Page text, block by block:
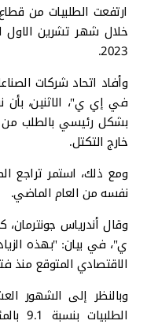
ارتفعت الطلبيات من قطاع
خلال شهر تشرين الاول
2023.
وأفاد اتحاد شركات
بشكل رئيسي بالطلب من
خارج التكتل.
ومع ذلك، استمر تراجع
نفسه من العام الماضي.
وقال أندرياس
ي"، في بيان: "بهذه
الاقتصادي المتوقع منذ
وبالنظر إلى الشهور